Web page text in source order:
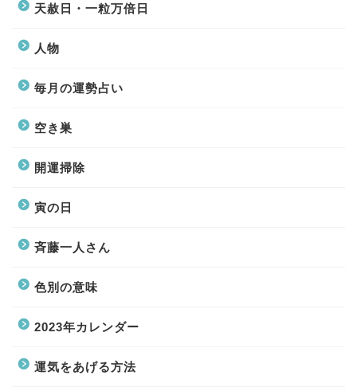
天赦日・一粒万倍日
人物
毎月の運勢占い
空き巣
開運掃除
寅の日
斉藤一人さん
色別の意味
2023年カレンダー
運気をあげる方法